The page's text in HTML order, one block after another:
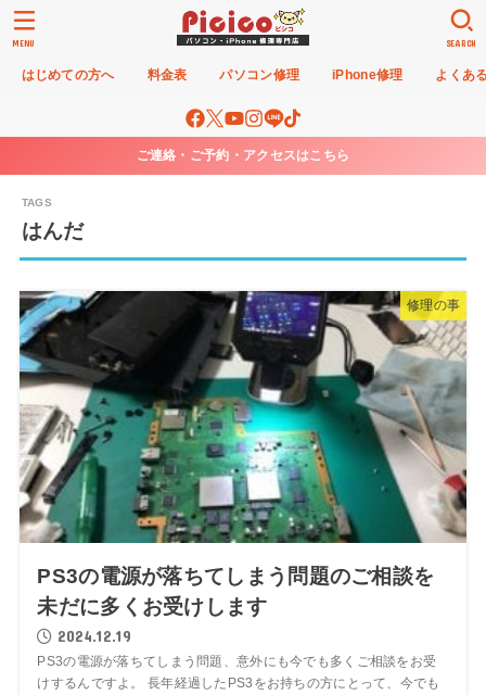
はじめての方へ 料金表 パソコン修理 iPhone修理 よくあ
SEARCH
MENU
ご連絡・ご予約・アクセスはこちら
はんだ
修理の事
PS3の電源が落ちてしまう問題のご相談を
未だに多くお受けします
2024.12.19
PS3の電源が落ちてしまう問題、意外にも今でも多くご相談をお受
けするんですよ。 長年経過したPS3をお持ちの方にとって、今でも